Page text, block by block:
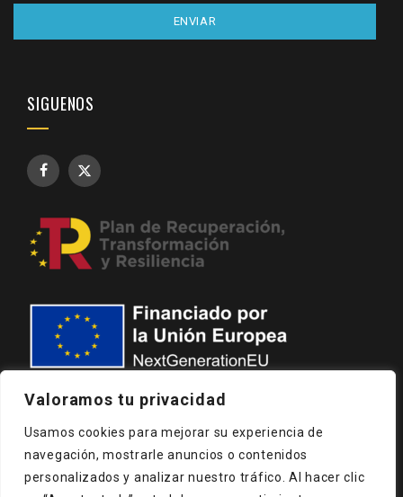
Valoramos tu privacidad
Usamos cookies para mejorar su experiencia de
navegación, mostrarle anuncios o contenidos
personalizados y analizar nuestro tráfico. Al hacer clic
ENVIAR
SIGUENOS
AVISO LEGAL POLÍTICA DE PRIVACIDAD